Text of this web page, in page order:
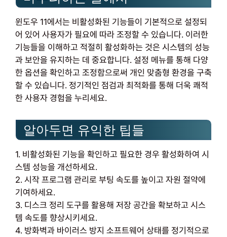
윈도우 11에서는 비활성화된 기능들이 기본적으로 설정되
어 있어 사용자가 필요에 따라 조정할 수 있습니다. 이러한
기능들을 이해하고 적절히 활성화하는 것은 시스템의 성능
과 보안을 유지하는 데 중요합니다. 설정 메뉴를 통해 다양
한 옵션을 확인하고 조정함으로써 개인 맞춤형 환경을 구축
할 수 있습니다. 정기적인 점검과 최적화를 통해 더욱 쾌적
한 사용자 경험을 누리세요.
알아두면 유익한 팁들
1. 비활성화된 기능을 확인하고 필요한 경우 활성화하여 시
스템 성능을 개선하세요.
2. 시작 프로그램 관리로 부팅 속도를 높이고 자원 절약에
기여하세요.
3. 디스크 정리 도구를 활용해 저장 공간을 확보하고 시스
템 속도를 향상시키세요.
4. 방화벽과 바이러스 방지 소프트웨어 상태를 정기적으로